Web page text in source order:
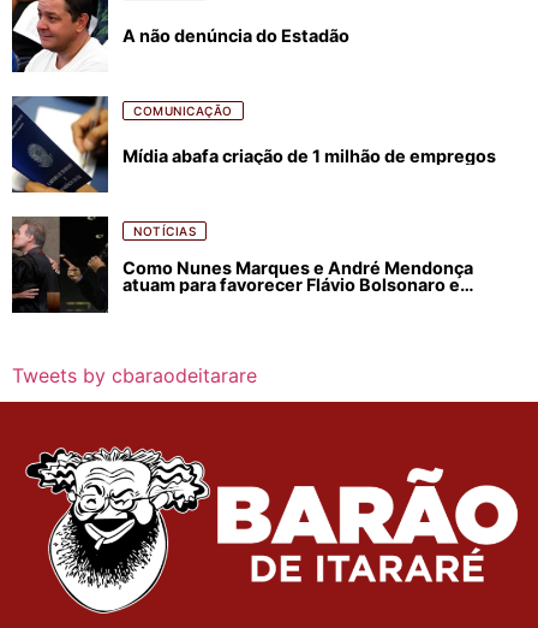
A não denúncia do Estadão
COMUNICAÇÃO
Mídia abafa criação de 1 milhão de empregos
NOTÍCIAS
Como Nunes Marques e André Mendonça
atuam para favorecer Flávio Bolsonaro e
Tweets by cbaraodeitarare